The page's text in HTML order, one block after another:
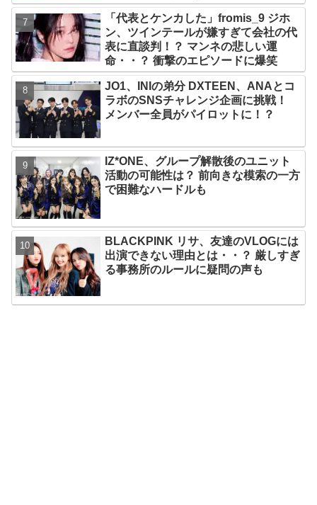
ZEROBASEONEら人気グループが
続々と誕生！ JO1やINI、ME:Iを生ん
だ日プまで一挙紹介
「代表とケンカした」fromis_9 ジホ
ン、ツインテールが嫌すぎて会社の代
表に直談判！？ マンネの悲しい運
命・・？ 衝撃のエピソードに爆笑
JO1、INIの弟分 DXTEEN、ANAとコ
ラボのSNSチャレンジ企画に挑戦！
メンバー全員がパイロットに！？
IZ*ONE、グループ解散後のユニット
活動の可能性は？ 前向きな模索の一方
で困難なハードルも
BLACKPINK リサ、友達のVLOGには
出演できない理由とは・・？ 厳しすぎ
る事務所のルールに疑問の声も